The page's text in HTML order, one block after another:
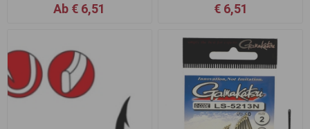
Ab € 6,51 € 6,51